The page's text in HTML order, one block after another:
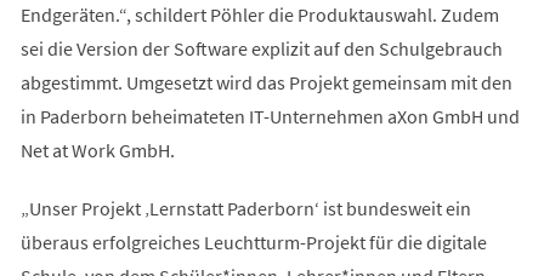
Endgeräten.“, schildert Pöhler die Produktauswahl. Zudem
sei die Version der Software explizit auf den Schulgebrauch
abgestimmt. Umgesetzt wird das Projekt gemeinsam mit den
in Paderborn beheimateten IT-Unternehmen aXon GmbH und
Net at Work GmbH.
„Unser Projekt ‚Lernstatt Paderborn‘ ist bundesweit ein
überaus erfolgreiches Leuchtturm-Projekt für die digitale